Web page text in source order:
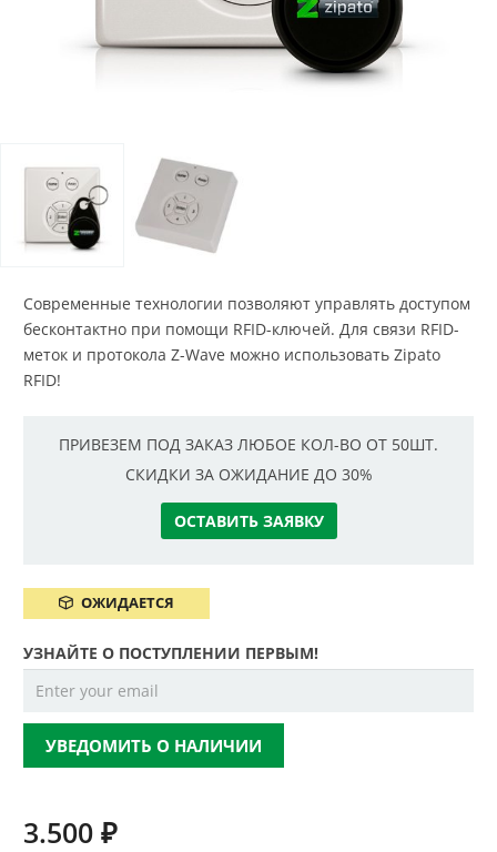
Современные технологии позволяют управлять доступом
бесконтактно при помощи RFID-ключей. Для связи RFID-
меток и протокола Z-Wave можно использовать Zipato
RFID!
ПРИВЕЗЕМ ПОД ЗАКАЗ ЛЮБОЕ КОЛ-ВО ОТ 50ШТ.
СКИДКИ ЗА ОЖИДАНИЕ ДО 30%
ОСТАВИТЬ ЗАЯВКУ
ОЖИДАЕТСЯ
УЗНАЙТЕ О ПОСТУПЛЕНИИ ПЕРВЫМ!
УВЕДОМИТЬ О НАЛИЧИИ
3.500 ₽